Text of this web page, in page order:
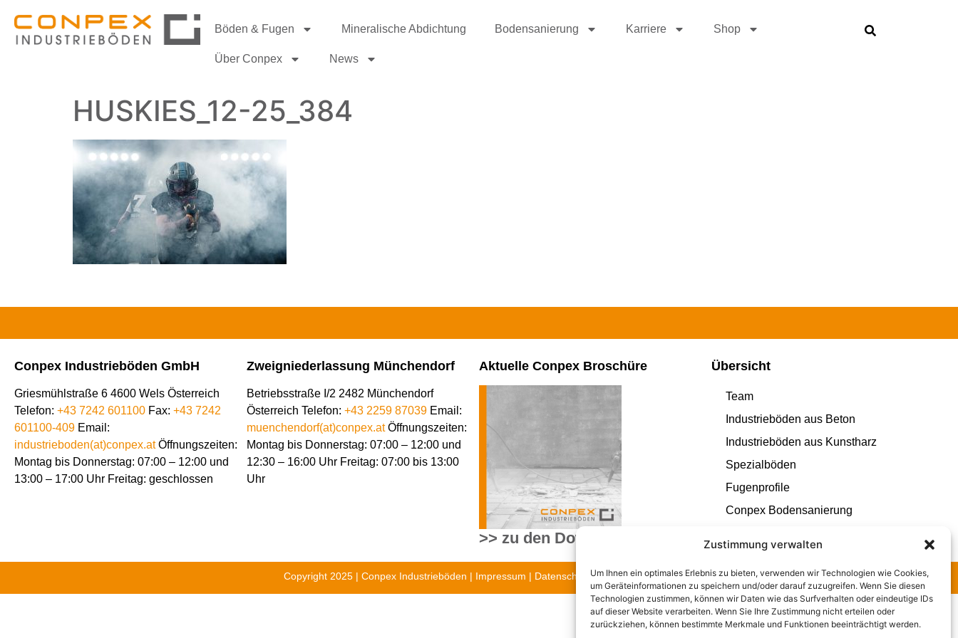
Zustimmung verwalten
Um Ihnen ein optimales Erlebnis zu bieten, verwenden wir Technologien wie Cookies,
um Geräteinformationen zu speichern und/oder darauf zuzugreifen. Wenn Sie diesen
Technologien zustimmen, können wir Daten wie das Surfverhalten oder eindeutige IDs
auf dieser Website verarbeiten. Wenn Sie Ihre Zustimmung nicht erteilen oder
zurückziehen, können bestimmte Merkmale und Funktionen beeinträchtigt werden.
Böden & Fugen Mineralische Abdichtung Bodensanierung Karriere Shop
Über Conpex News
HUSKIES_12-25_384
Conpex Industrieböden GmbH
Griesmühlstraße 6 4600 Wels Österreich
Telefon: +43 7242 601100 Fax: +43 7242
601100-409 Email:
industrieboden(at)conpex.at Öffnungszeiten:
Montag bis Donnerstag: 07:00 – 12:00 und
13:00 – 17:00 Uhr Freitag: geschlossen
Zweigniederlassung Münchendorf
Betriebsstraße I/2 2482 Münchendorf
Österreich Telefon: +43 2259 87039 Email:
muenchendorf(at)conpex.at Öffnungszeiten:
Montag bis Donnerstag: 07:00 – 12:00 und
12:30 – 16:00 Uhr Freitag: 07:00 bis 13:00
Uhr
Aktuelle Conpex Broschüre
>> zu den Downloads
Übersicht
Team
Industrieböden aus Beton
Industrieböden aus Kunstharz
Spezialböden
Fugenprofile
Conpex Bodensanierung
Copyright 2025 | Conpex Industrieböden | Impressum | Datenschutz |Cookie Richtlinie